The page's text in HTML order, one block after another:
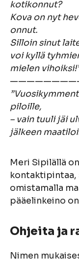
kotikonnut?
Kova on nyt
onnut.
Silloin sinut
voi kyllä
mielen
piloille,
– vain tuuli jäi
jälkeen
Meri Sipilällä
kontaktipintaa,
omistamalla
pääelinkeino
Ohjeita ja
Nimen